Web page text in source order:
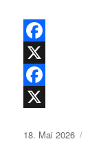
F
a
c
b
X
F
c
Veröffentlicht
18. Mai 2026